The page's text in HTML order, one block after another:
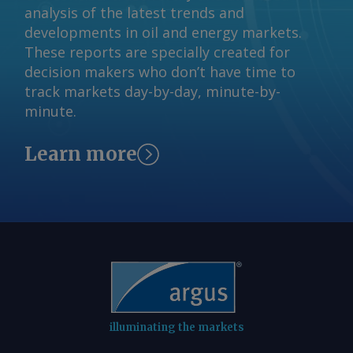
recently announced an agreement to
supply e-methane to fuel companies in
Germany for distribution to heavy-duty
trucks, driven by quotas for use of
renewable hydrogen derivatives in
transport. Even so, most e-methane
announced projects have yet to reach a
feedback@argusmedia.com Copyright
© 2026. Argus Media group . All rights
comments and request more
information at
feedback@argusmedia.com Copyright
© 2026. Argus Media group . All rights
reserved.
analysis of the latest trends and
developments in oil and energy markets.
These reports are specially created for
decision makers who don’t have time to
track markets day-by-day, minute-by-
minute.
Learn more
illuminating the markets